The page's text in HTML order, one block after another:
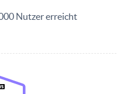
Nutzer erreicht